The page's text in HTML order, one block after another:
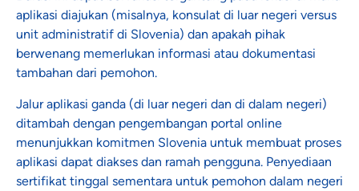
aplikasi diajukan (misalnya, konsulat di luar negeri versus
unit administratif di Slovenia) dan apakah pihak
berwenang memerlukan informasi atau dokumentasi
tambahan dari pemohon.
Jalur aplikasi ganda (di luar negeri dan di dalam negeri)
ditambah dengan pengembangan portal online
menunjukkan komitmen Slovenia untuk membuat proses
aplikasi dapat diakses dan ramah pengguna. Penyediaan
sertifikat tinggal sementara untuk pemohon dalam negeri